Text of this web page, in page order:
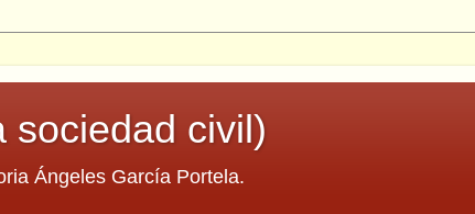
sociedad civil)
Ángeles García Portela.